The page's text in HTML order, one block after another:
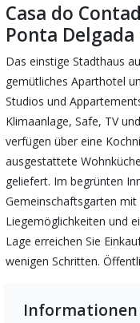
Casa do
Ponta Delgada
Das einstige Stadthaus
gemütliches Aparthotel
Studios und
Klimaanlage, Safe, TV
verfügen über eine
ausgestattete
geliefert. Im begrünten
Gemeinschaftsgarten
Liegemöglichkeiten und
Lage erreichen Sie
wenigen Schritten.
Informationen